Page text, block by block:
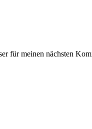
für meinen nächsten